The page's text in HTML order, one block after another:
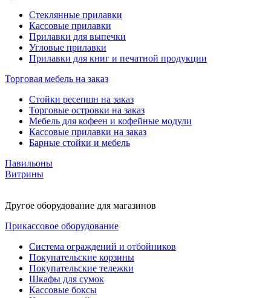
Стеклянные прилавки
Кассовые прилавки
Прилавки для выпечки
Угловые прилавки
Прилавки для книг и печатной продукции
Торговая мебель на заказ
Стойки ресепшн на заказ
Торговые островки на заказ
Мебель для кофеен и кофейные модули
Кассовые прилавки на заказ
Барные стойки и мебель
Павильоны
Витрины
Другое оборудование для магазинов
Прикассовое оборудование
Система ограждений и отбойников
Покупательские корзины
Покупательские тележки
Шкафы для сумок
Кассовые боксы